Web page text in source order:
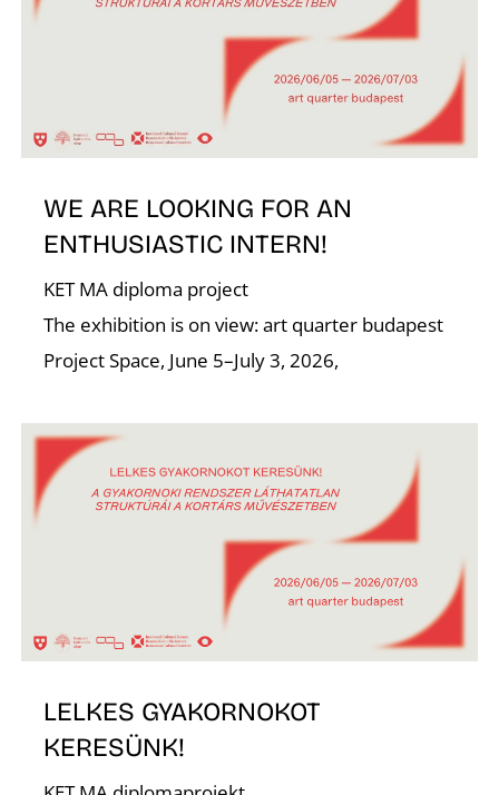
WE ARE LOOKING FOR AN
ENTHUSIASTIC INTERN!
KET MA diploma project
The exhibition is on view: art quarter budapest
Project Space, June 5–July 3, 2026,
LELKES GYAKORNOKOT
KERESÜNK!